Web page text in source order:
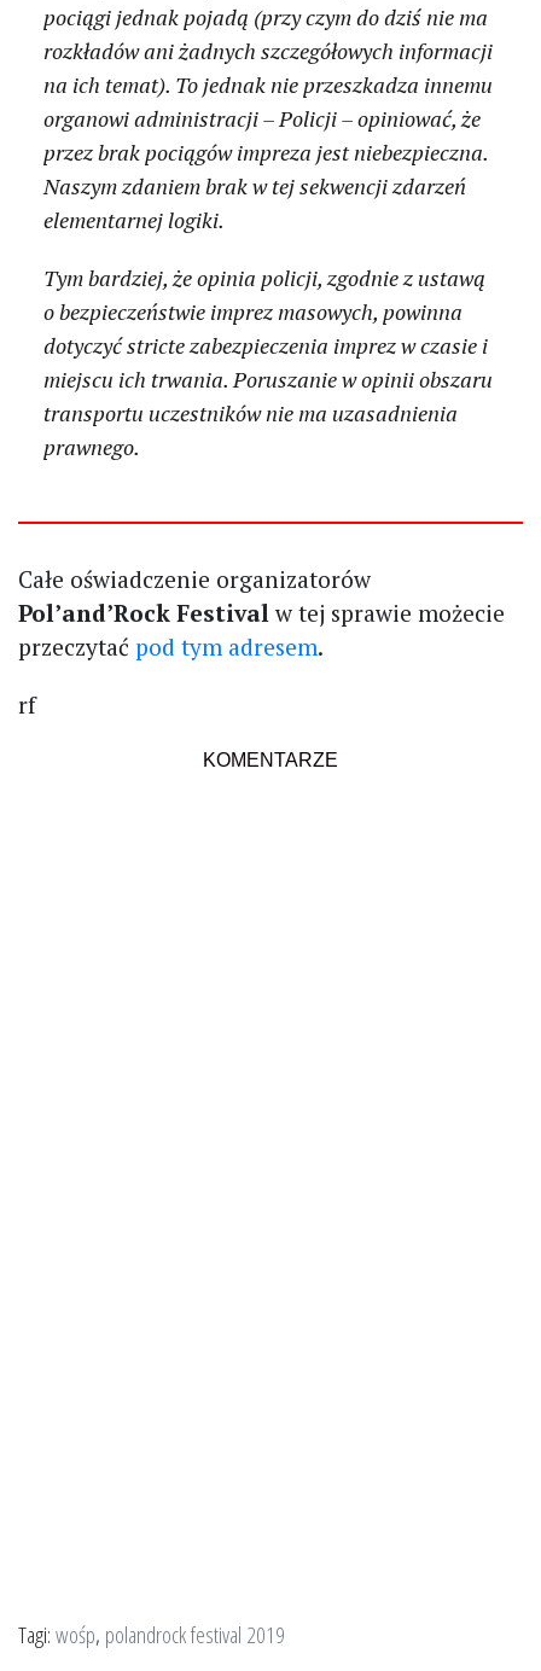
pociągi jednak pojadą (przy czym do dziś nie ma
rozkładów ani żadnych szczegółowych informacji
na ich temat). To jednak nie przeszkadza innemu
organowi administracji – Policji – opiniować, że
przez brak pociągów impreza jest niebezpieczna.
Naszym zdaniem brak w tej sekwencji zdarzeń
elementarnej logiki.
Tym bardziej, że opinia policji, zgodnie z ustawą
o bezpieczeństwie imprez masowych, powinna
dotyczyć stricte zabezpieczenia imprez w czasie i
miejscu ich trwania. Poruszanie w opinii obszaru
transportu uczestników nie ma uzasadnienia
prawnego.
Całe oświadczenie organizatorów
Pol’and’Rock Festivalw tej sprawie możecie
przeczytać pod tym adresem.
rf
KOMENTARZE
Tagi:wośp, polandrock festival 2019